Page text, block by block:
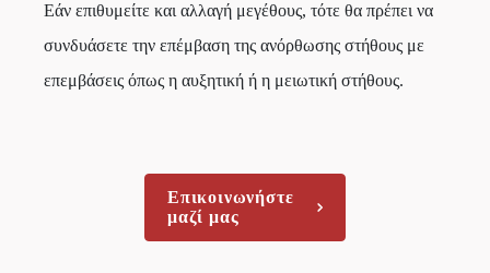
Εάν επιθυμείτε και αλλαγή μεγέθους, τότε θα πρέπει να
συνδυάσετε την επέμβαση της ανόρθωσης στήθους με
επεμβάσεις όπως η αυξητική ή η μειωτική στήθους.
Επικοινωνήστε
μαζί μας